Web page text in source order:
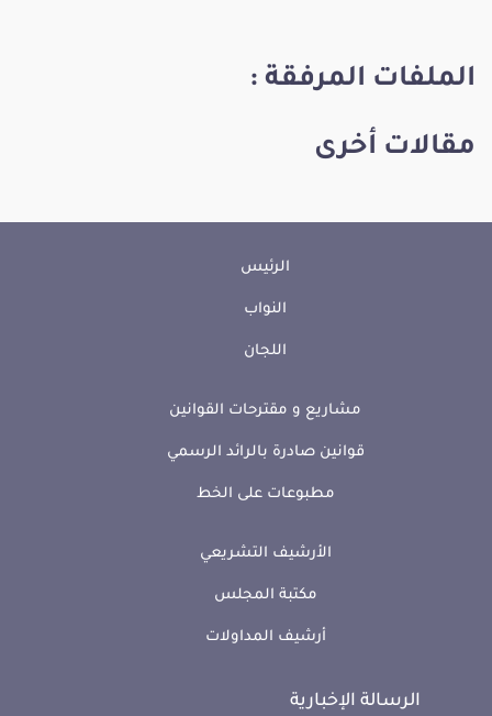
الملفات المرفقة :
مقالات أخرى
الرئيس
النواب
اللجان
مشاريع و مقترحات القوانين
قوانين صادرة بالرائد الرسمي
مطبوعات على الخط
الأرشيف التشريعي
مكتبة المجلس
أرشيف المداولات
الرسالة الإخبارية